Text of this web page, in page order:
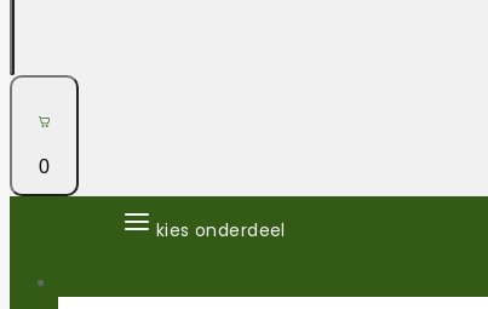
0
kies onderdeel